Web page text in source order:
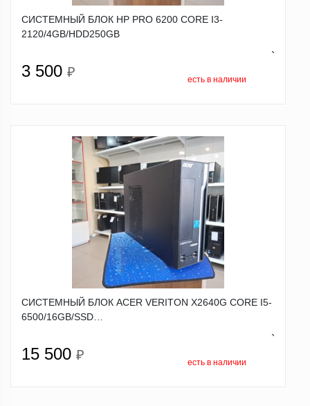
СИСТЕМНЫЙ БЛОК HP PRO 6200 CORE I3-
2120/4GB/HDD250GB
3 500 ₽
`
есть в наличии
СИСТЕМНЫЙ БЛОК ACER VERITON X2640G CORE I5-
6500/16GB/SSD…
15 500 ₽
`
есть в наличии